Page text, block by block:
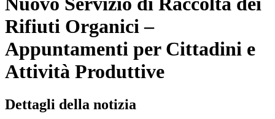
Rifiuti Organici –
Appuntamenti per Cittadini e
Attività Produttive
Dettagli della notizia